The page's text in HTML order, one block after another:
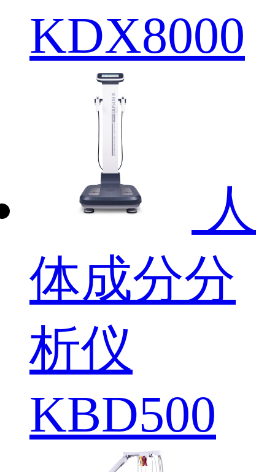
KDX8000
人
体成分分
析仪
KBD500